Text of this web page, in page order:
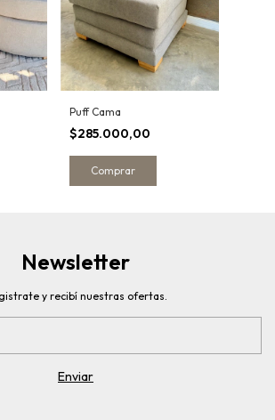
Puff Cama
$285.000,00
Comprar
Newsletter
y recibí nuestras ofertas.